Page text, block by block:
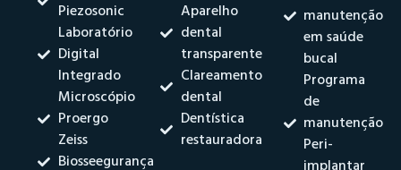
Piezosonic
Laboratório
Digital
Integrado
Microscópio
Proergo
Zeiss
Biosseegurança
Aparelho
dental
transparente
Clareamento
dental
Dentística
restauradora
manutenção
em saúde
bucal
Programa
de
manutenção
Peri-